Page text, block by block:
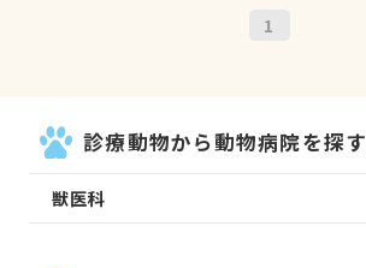
1
診療動物から動物病院を探す
獣医科